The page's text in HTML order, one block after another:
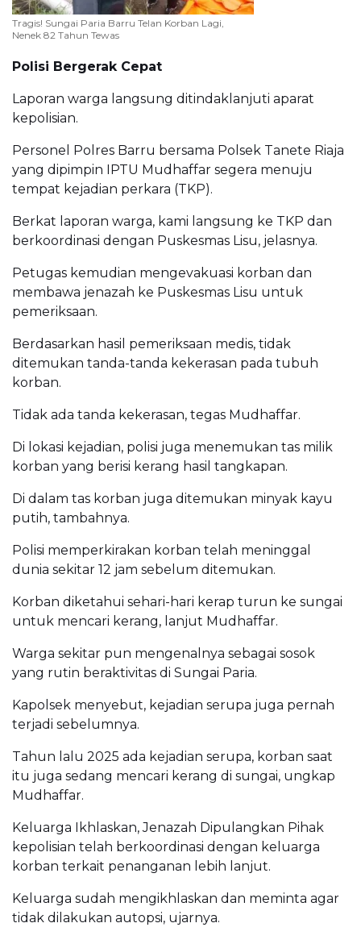
Tragis! Sungai Paria Barru Telan Korban Lagi,
Nenek 82 Tahun Tewas
Polisi Bergerak Cepat
Laporan warga langsung ditindaklanjuti aparat
kepolisian.
Personel Polres Barru bersama Polsek Tanete Riaja
yang dipimpin IPTU Mudhaffar segera menuju
tempat kejadian perkara (TKP).
Berkat laporan warga, kami langsung ke TKP dan
berkoordinasi dengan Puskesmas Lisu, jelasnya.
Petugas kemudian mengevakuasi korban dan
membawa jenazah ke Puskesmas Lisu untuk
pemeriksaan.
Berdasarkan hasil pemeriksaan medis, tidak
ditemukan tanda-tanda kekerasan pada tubuh
korban.
Tidak ada tanda kekerasan, tegas Mudhaffar.
Di lokasi kejadian, polisi juga menemukan tas milik
korban yang berisi kerang hasil tangkapan.
Di dalam tas korban juga ditemukan minyak kayu
putih, tambahnya.
Polisi memperkirakan korban telah meninggal
dunia sekitar 12 jam sebelum ditemukan.
Korban diketahui sehari-hari kerap turun ke sungai
untuk mencari kerang, lanjut Mudhaffar.
Warga sekitar pun mengenalnya sebagai sosok
yang rutin beraktivitas di Sungai Paria.
Kapolsek menyebut, kejadian serupa juga pernah
terjadi sebelumnya.
Tahun lalu 2025 ada kejadian serupa, korban saat
itu juga sedang mencari kerang di sungai, ungkap
Mudhaffar.
Keluarga Ikhlaskan, Jenazah Dipulangkan Pihak
kepolisian telah berkoordinasi dengan keluarga
korban terkait penanganan lebih lanjut.
Keluarga sudah mengikhlaskan dan meminta agar
tidak dilakukan autopsi, ujarnya.